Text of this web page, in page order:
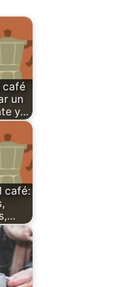
café
un
y…
café: